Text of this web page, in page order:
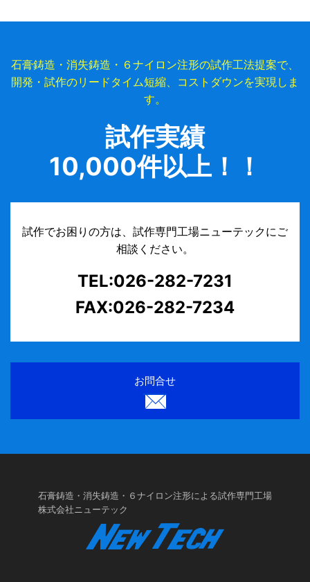
石膏鋳造・消失鋳造・６ナイロン注形の試作工法提案で、
開発・試作のリードタイム短縮、コストダウンを実現しま
す。
試作実績
10,000件以上！！
試作でお困りの方は、試作専門工場ニューテックにご
相談ください。
TEL:026-282-7231
FAX:026-282-7234
お問合せ
石膏鋳造・消失鋳造・６ナイロン注形による試作専門工場
株式会社ニューテック